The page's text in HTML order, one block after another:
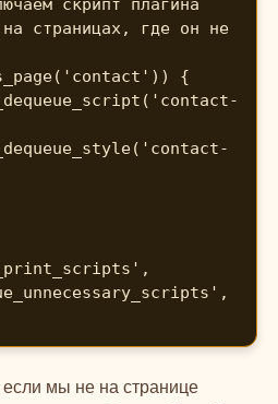
страницах, где он не
если мы не на странице